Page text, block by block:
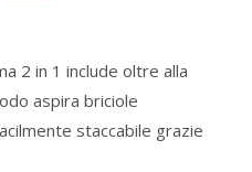
2 in 1 include oltre alla
aspira briciole
staccabile grazie